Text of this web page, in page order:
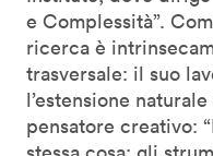
e Complessità”.
ricerca è
trasversale: il suo
l’estensione
pensatore creativo: